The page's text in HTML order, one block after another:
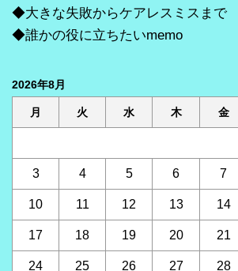
◆大きな失敗からケアレスミスまで
◆誰かの役に立ちたいmemo
2026年8月
月 火 水 木 金
3 4 5 6 7
10 11 12 13 14
17 18 19 20 21
24 25 26 27 28